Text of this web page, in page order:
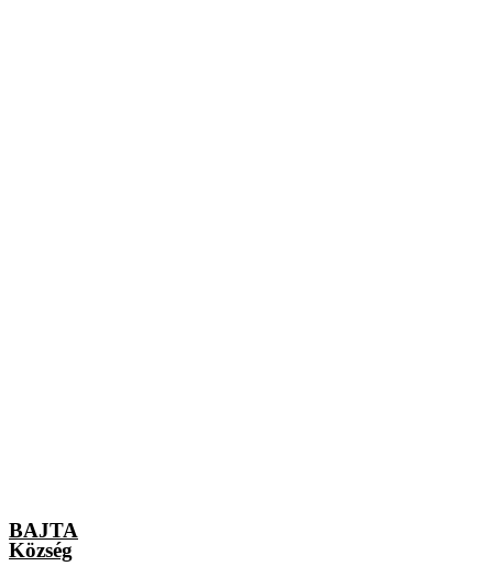
BAJTA
Község